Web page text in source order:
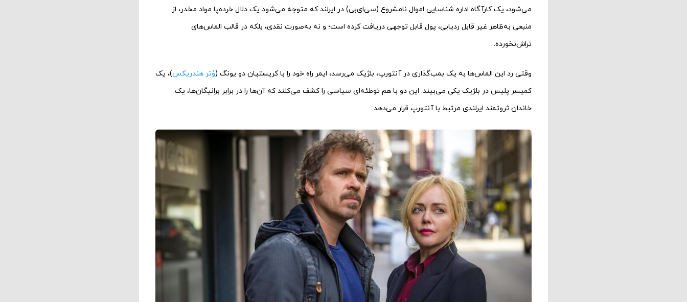
می‌شود، یک کارآگاه اداره شناسایی اموال نامشروع (سی‌ای‌بی) در ایرلند که متوجه می‌شود یک دلال خرده‌پا مواد مخدر، از
منبعی به‌ظاهر غیر قابل ردیابی، پول قابل توجهی دریافت کرده است؛ و نه به‌صورت نقدی، بلکه در قالب الماس‌های
تراش‌نخورده.
وقتی رد این الماس‌ها به یک بمب‌گذاری در آنتورپ، بلژیک می‌رسد، ایمر راه خود را با کریستیان دو یونگ (وُتر هندریکس)، یک
کمیسر پلیس در بلژیک یکی می‌بیند. این دو با هم توطئه‌ای سیاسی را کشف می‌کنند که آن‌ها را در برابر برانیگان‌ها، یک
خاندان ثروتمند ایرلندی مرتبط با آنتورپ قرار می‌دهد.